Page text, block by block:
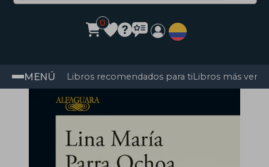
0
MENÚ Libros recomendados para tiLibros más